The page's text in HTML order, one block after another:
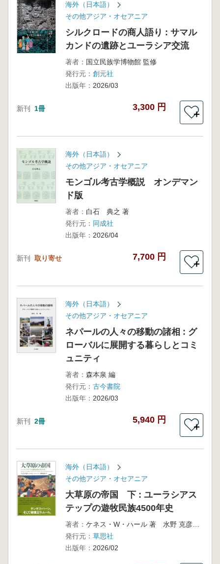
海外（日本語）
その他アジア・オセアニア
シルクロードの商人語り : サマル
カンドの遺跡とユーラシア交流
著者： 国立民族学博物館 監修
発行元： 創元社
出版年： 2026/03
新刊 1冊 3,300 円
＋
海外（日本語）
その他アジア・オセアニア
モンゴル考古学概説 オンデマン
ド版
著者： 白石 典之 著
発行元： 同成社
出版年： 2026/04
新刊 取り寄せ 7,700 円
＋
海外（日本語）
その他アジア・オセアニア
ネパールの人々の移動の諸相 : グ
ローバルに展開する暮らしとコミ
ュニティ
著者： 森本泉 編
発行元： 古今書院
出版年： 2026/03
新刊 2冊 5,940 円
＋
海外（日本語）
その他アジア・オセアニア
大草原の帝国 下 : ユーラシアス
テップの遊牧民族4500年史
著者：
ケネス・W・ハール 著 水野 克彦 翻訳
発行元： 草思社
出版年： 2026/02